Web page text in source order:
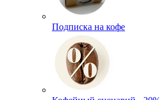
Подписка на кофе